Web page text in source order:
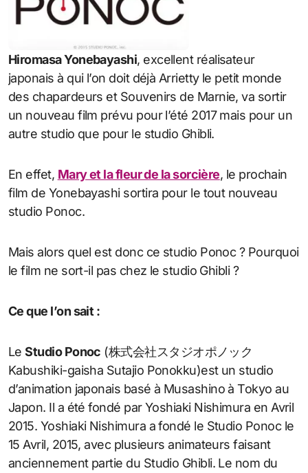
Hiromasa Yonebayashi, excellent réalisateur
japonais à qui l’on doit déjà Arrietty le petit monde
des chapardeurs et Souvenirs de Marnie, va sortir
un nouveau film prévu pour l’été 2017 mais pour un
autre studio que pour le studio Ghibli.
En effet, Mary et la fleur de la sorcière, le prochain
film de Yonebayashi sortira pour le tout nouveau
studio Ponoc.
Mais alors quel est donc ce studio Ponoc ? Pourquoi
le film ne sort-il pas chez le studio Ghibli ?
Ce que l’on sait :
LeStudio Ponoc (株式会社スタジオポノック
Kabushiki-gaisha Sutajio Ponokku)est un studio
d’animation japonais basé à Musashino à Tokyo au
Japon. Il a été fondé par Yoshiaki Nishimura en Avril
2015. Yoshiaki Nishimura a fondé le Studio Ponoc le
15 Avril, 2015, avec plusieurs animateurs faisant
anciennement partie du Studio Ghibli. Le nom du